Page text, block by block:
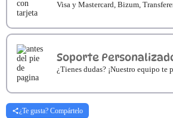
Visa y Mastercard, Bizum,
Soporte
¿Tienes dudas? ¡Nuestro equipo te
¿Te gusta? Compártelo